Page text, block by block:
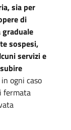
sia per
di
sospesi,
servizi e
ogni caso
fermata